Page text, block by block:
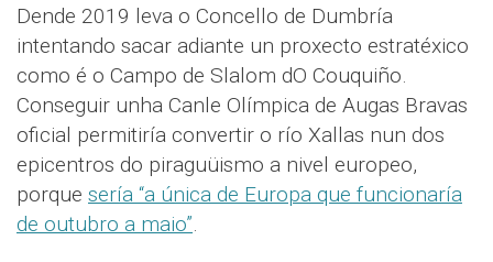
Dende 2019 leva o Concello de Dumbría
intentando sacar adiante un proxecto estratéxico
como é o Campo de Slalom dO Couquiño.
Conseguir unha Canle Olímpica de Augas Bravas
oficial permitiría convertir o río Xallas nun dos
epicentros do piraguüismo a nivel europeo,
porque sería “a única de Europa que funcionaría
de outubro a maio”.